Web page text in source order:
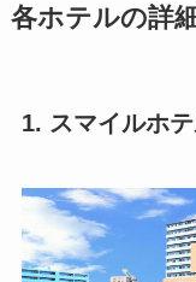
各ホテルの詳細
1. スマイルホ